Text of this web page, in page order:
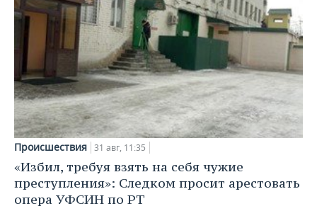
Происшествия 31 авг, 11:35
«Избил, требуя взять на себя чужие
преступления»: Следком просит арестовать
опера УФСИН по РТ